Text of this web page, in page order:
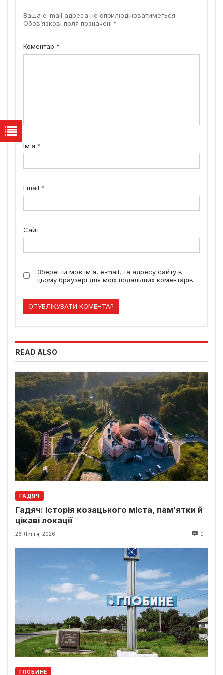
Ваша e-mail адреса не оприлюднюватиметься.
Обов’язкові поля позначені *
Коментар *
Ім'я *
Email *
Сайт
Зберегти моє ім'я, e-mail, та адресу сайту в
цьому браузері для моїх подальших коментарів.
READ ALSO
ГАДЯЧ
Гадяч: історія козацького міста, пам’ятки й
цікаві локації
26 Липня, 2026 0
ГЛОБИНЕ